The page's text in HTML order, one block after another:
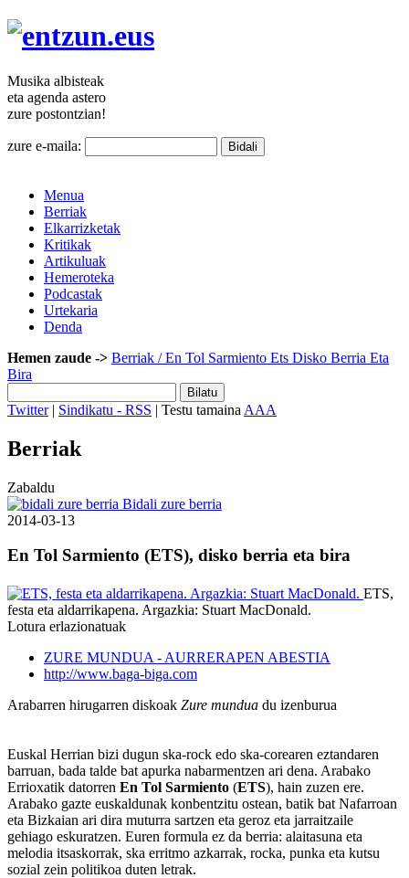
Musika albisteak
eta agenda astero
zure postontzian!
zure e-maila:
Menua
Berriak
Elkarrizketak
Kritikak
Artikuluak
Hemeroteka
Podcastak
Urtekaria
Denda
Hemen zaude -> Berriak / En Tol Sarmiento Ets Disko Berria Eta
Bira
Twitter| Sindikatu - RSS | Testu tamaina AAA
Berriak
Zabaldu
Bidali zure berria
2014-03-13
En Tol Sarmiento (ETS), disko berria eta bira
ETS,
festa eta aldarrikapena. Argazkia: Stuart MacDonald.
Lotura erlazionatuak
ZURE MUNDUA - AURRERAPEN ABESTIA
http://www.baga-biga.com
Arabarren hirugarren diskoak Zure mundua du izenburua
Euskal Herrian bizi dugun ska-rock edo ska-corearen eztandaren
barruan, bada talde bat apurka nabarmentzen ari dena. Arabako
Errioxatik datorren En Tol Sarmiento (ETS), hain zuzen ere.
Arabako gazte euskaldunak konbentzitu ostean, batik bat Nafarroan
eta Bizkaian ari dira muturra sartzen eta geroz eta jarraitzaile
gehiago eskuratzen. Euren formula ez da berria: alaitasuna eta
melodia itsaskorrak, ska erritmo azkarrak, rocka, punka eta kutsu
sozial zein politikoa duten letrak.